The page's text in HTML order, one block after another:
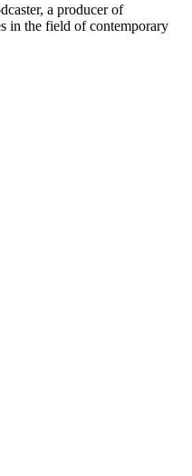
a producer of
in the field of contemporary